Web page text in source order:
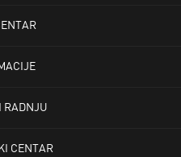
RADNJU
CENTAR